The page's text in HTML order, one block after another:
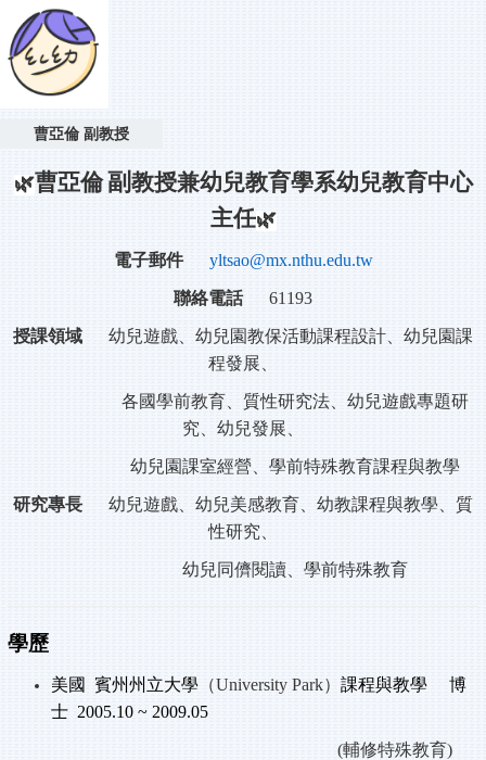
曹亞倫 副教授
🌿曹亞倫副教授兼幼兒教育學系幼兒教育中心
主任🌿
電子郵件 yltsao@mx.nthu.edu.tw
聯絡電話61193
授課領域
幼兒遊戲、幼兒園教保活動課程設計、幼兒園課
程發展、
各國學前教育、質性研究法、幼兒遊戲專題研
究、幼兒發展、
幼兒園課室經營、學前特殊教育課程與教學
研究專長
幼兒遊戲、幼兒美感教育、幼教課程與教學、質
性研究、
幼兒同儕閱讀、學前特殊教育
學歷
美國 賓州州立大學 （University Park） 課程與教學
博
士 2005.10 ~ 2009.05
(輔修特殊教育)